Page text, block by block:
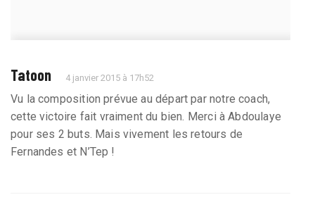
Tatoon 4 janvier 2015 à 17h52
Vu la composition prévue au départ par notre coach,
cette victoire fait vraiment du bien. Merci à Abdoulaye
pour ses 2 buts. Mais vivement les retours de
Fernandes et N’Tep !